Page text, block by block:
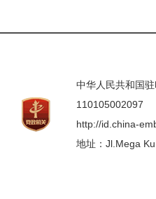
中华人民共和国
110105002097
http://id.china-
地址：Jl.Mega